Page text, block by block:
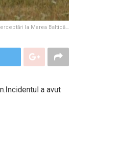
la Marea Baltică…
a avut